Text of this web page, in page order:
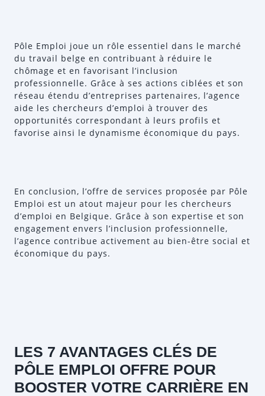
Pôle Emploi joue un rôle essentiel dans le marché
du travail belge en contribuant à réduire le
chômage et en favorisant l’inclusion
professionnelle. Grâce à ses actions ciblées et son
réseau étendu d’entreprises partenaires, l’agence
aide les chercheurs d’emploi à trouver des
opportunités correspondant à leurs profils et
favorise ainsi le dynamisme économique du pays.
En conclusion, l’offre de services proposée par Pôle
Emploi est un atout majeur pour les chercheurs
d’emploi en Belgique. Grâce à son expertise et son
engagement envers l’inclusion professionnelle,
l’agence contribue activement au bien-être social et
économique du pays.
LES 7 AVANTAGES CLÉS DE
PÔLE EMPLOI OFFRE POUR
BOOSTER VOTRE CARRIÈRE EN